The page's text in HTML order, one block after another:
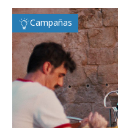
Campañas